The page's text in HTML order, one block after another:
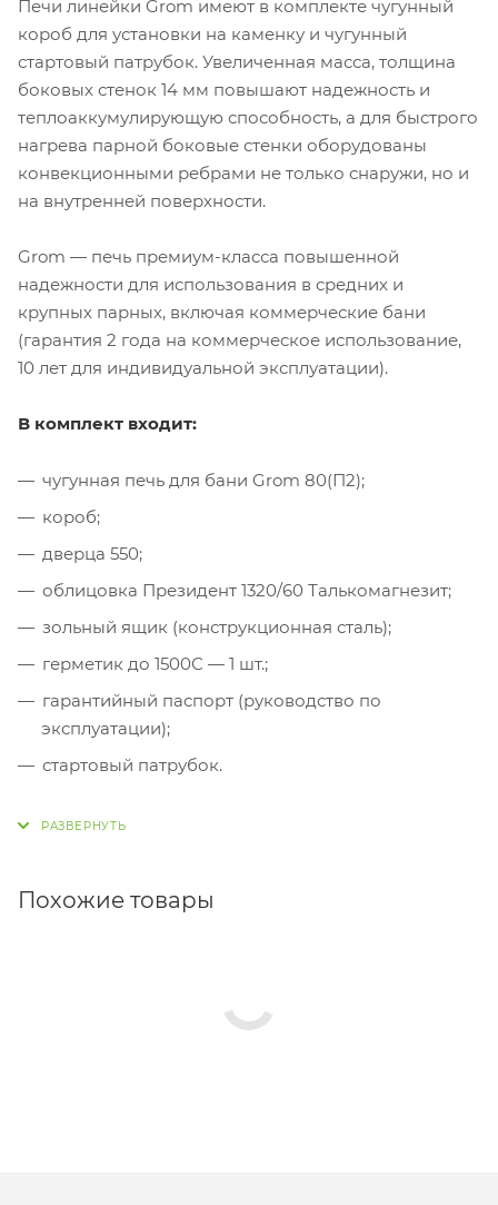
Печи линейки Grom имеют в комплекте чугунный
короб для установки на каменку и чугунный
стартовый патрубок. Увеличенная масса, толщина
боковых стенок 14 мм повышают надежность и
теплоаккумулирующую способность, а для быстрого
нагрева парной боковые стенки оборудованы
конвекционными ребрами не только снаружи, но и
на внутренней поверхности.
Grom — печь премиум-класса повышенной
надежности для использования в средних и
крупных парных, включая коммерческие бани
(гарантия 2 года на коммерческое использование,
10 лет для индивидуальной эксплуатации).
В комплект входит:
чугунная печь для бани Grom 80(П2);
короб;
дверца 550;
облицовка Президент 1320/60 Талькомагнезит;
зольный ящик (конструкционная сталь);
герметик до 1500С — 1 шт.;
гарантийный паспорт (руководство по
эксплуатации);
стартовый патрубок.
Похожие товары